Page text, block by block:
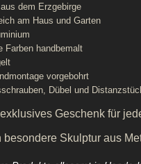
dem Erzgebirge
am Haus und Garten
Farben handbemalt
vorgebohrt
Dübel und
Geschenk für
besondere Skulptur aus